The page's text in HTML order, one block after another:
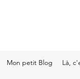
Mon petit Blog Là,